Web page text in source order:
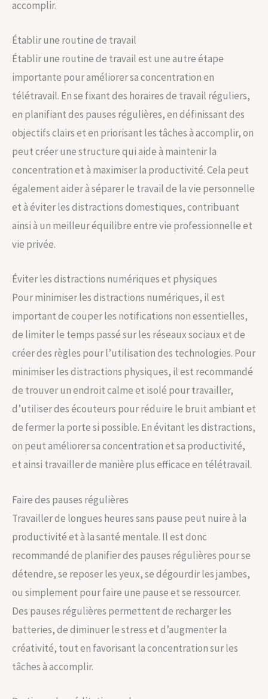
accomplir.
Établir une routine de travail
Établir une routine de travail est une autre étape
importante pour améliorer sa concentration en
télétravail. En se fixant des horaires de travail réguliers,
en planifiant des pauses régulières, en définissant des
objectifs clairs et en priorisant les tâches à accomplir, on
peut créer une structure qui aide à maintenir la
concentration et à maximiser la productivité. Cela peut
également aider à séparer le travail de la vie personnelle
et à éviter les distractions domestiques, contribuant
ainsi à un meilleur équilibre entre vie professionnelle et
vie privée.
Éviter les distractions numériques et physiques
Pour minimiser les distractions numériques, il est
important de couper les notifications non essentielles,
de limiter le temps passé sur les réseaux sociaux et de
créer des règles pour l’utilisation des technologies. Pour
minimiser les distractions physiques, il est recommandé
de trouver un endroit calme et isolé pour travailler,
d’utiliser des écouteurs pour réduire le bruit ambiant et
de fermer la porte si possible. En évitant les distractions,
on peut améliorer sa concentration et sa productivité,
et ainsi travailler de manière plus efficace en télétravail.
Faire des pauses régulières
Travailler de longues heures sans pause peut nuire à la
productivité et à la santé mentale. Il est donc
recommandé de planifier des pauses régulières pour se
détendre, se reposer les yeux, se dégourdir les jambes,
ou simplement pour faire une pause et se ressourcer.
Des pauses régulières permettent de recharger les
batteries, de diminuer le stress et d’augmenter la
créativité, tout en favorisant la concentration sur les
tâches à accomplir.